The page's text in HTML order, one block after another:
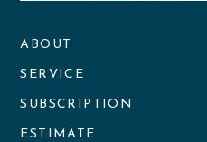
ABOUT
SERVICE
SUBSCRIPTION
ESTIMATE